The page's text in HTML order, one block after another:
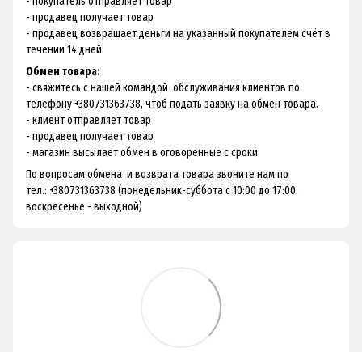
- продавец получает товар
- продавец возвращает деньги на указанный покупателем счёт в
течении 14 дней
Обмен товара:
- свяжитесь с нашей командой обслуживания клиентов по
телефону +380731363738, чтоб подать заявку на обмен товара.
- клиент отправляет товар
- продавец получает товар
- магазин высылает обмен в оговоренные с сроки
По вопросам обмена и возврата товара звоните нам по
тел.: +380731363738 (понедельник-суббота с 10:00 до 17:00,
воскресенье - выходной)